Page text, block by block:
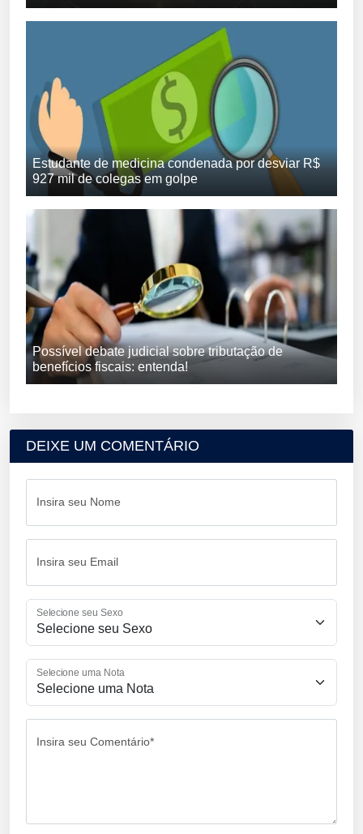
Estudante de medicina condenada por desviar R$
927 mil de colegas em golpe
Possível debate judicial sobre tributação de
benefícios fiscais: entenda!
DEIXE UM COMENTÁRIO
Insira seu Nome
Insira seu Email
Selecione seu Sexo
Selecione uma Nota
Insira seu Comentário*